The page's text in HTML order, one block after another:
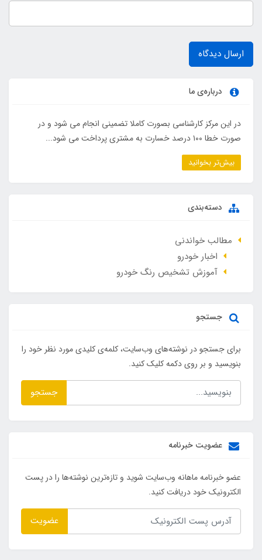
ارسال دیدگاه
درباره‌ی ما
در این مرکز کارشناسی بصورت کاملا تضمینی انجام می شود و در
صورت خطا ۱۰۰ درصد خسارت به مشتری پرداخت می شود...
بیش‌تر بخوانید
دسته‌بندی
مطالب خواندنی
اخبار خودرو
آموزش تشخیص رنگ خودرو
جستجو
برای جستجو در نوشته‌های وب‌سایت، کلمه‌ی کلیدی مورد نظر خود را
بنویسید و بر روی دکمه کلیک کنید.
جستجو
عضویت خبرنامه
عضو خبرنامه ماهانه وب‌سایت شوید و تازه‌ترین نوشته‌ها را در پست
الکترونیک خود دریافت کنید.
عضویت